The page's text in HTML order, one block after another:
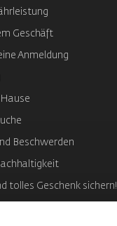
Geschäft
Anmeldung
Beschwerden
tolles Geschenk sichern!